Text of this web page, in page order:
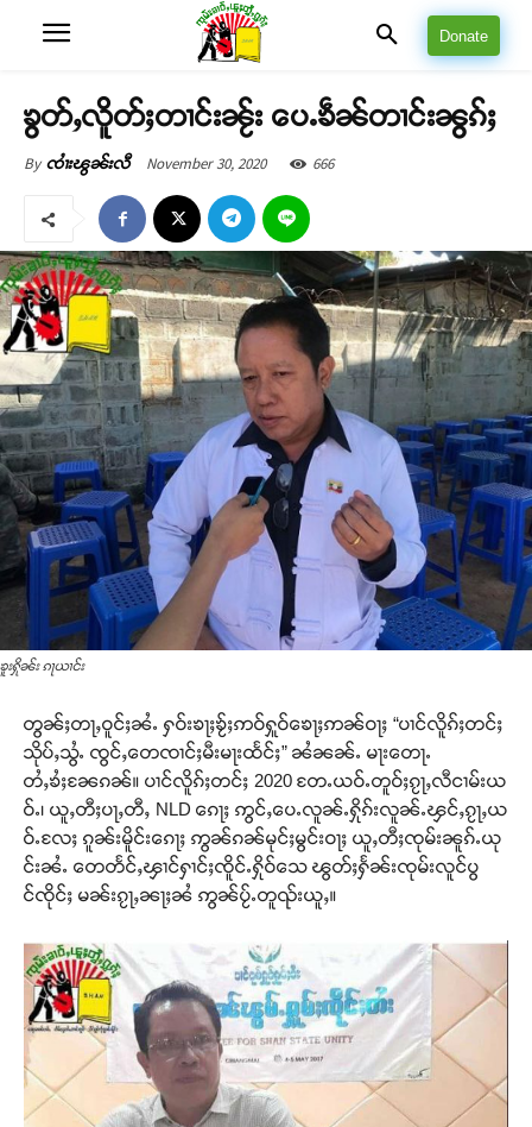
Donate
ၶွတ်ႇလိူတ်ႈတၢင်းၼႂ်း ပေႉၶဵၼ်တၢင်းၼွၵ်ႈ
By ၸၢႆးၽွၼ်းလီ November 30, 2020 666
ၶူးႁိုၼ်း ၵႃယၢင်း
တွၼ်ႈတႃႇဝူင်ႈၼႆႉ ႁဝ်းၶႃႈၶႂ်ႈဢဝ်ႁူဝ်ၶေႃႈဢၼ်ဝႃႈ “ပၢင်လိူၵ်ႈတင်ႈ
သိုပ်ႇသွႆႉ ၸွင်ႇတေၸၢင်ႈမီးမႃးထႅင်ႈ” ၼႆၼၼ်ႉ မႃးတေႃႉ
တႆႇၶႆႈၼႄၵၼ်။ ပၢင်လိူၵ်ႈတင်ႈ 2020 တႄႉယဝ်ႉတူဝ်ႈၵႂႃႇလီငၢမ်းယ
ဝ်ႉ၊ ယူႇတီႈပႃႇတီႇ NLD ၵေႃႈ ဢွင်ႇပေႉလူၼ်ႉႁိုၵ်းလူၼ်ႉၾင်ႇၵႂႃႇယ
ဝ်ႉလႄႈ ၵူၼ်းမိူင်းၵေႃႈ ဢွၼ်ၵၼ်မုင်ႈမွင်းဝႃႈ ယူႇတီႈၸုမ်းၼူၵ်ႉယု
င်းၼႆႉ တေတႅင်ႇၾၢင်ႁၢင်ႈၸိူင်ႉႁိုဝ်သေ ၽွတ်ႈႁႅၼ်းၸုမ်းလူင်ပွ
င်ၸိုင်ႈ မၼ်းၵႂႃႇၼႃႈၼႆ ဢွၼ်ပႂ်ႉတူၺ်းယူႇ။